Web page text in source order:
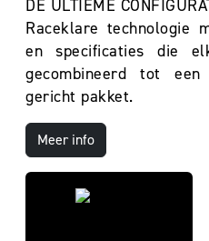
DE ULTIEME
Raceklare technologie
en specificaties die
gecombineerd tot
gericht pakket.
Meer info